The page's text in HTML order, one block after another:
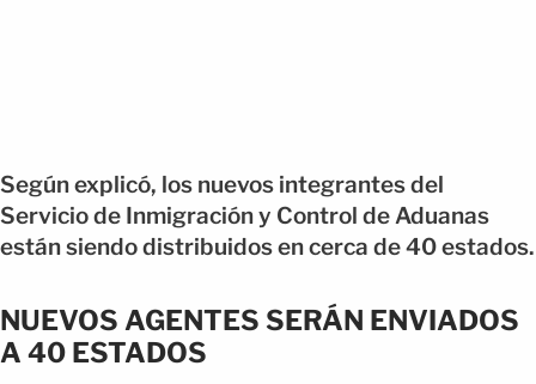
Según explicó, los nuevos integrantes del
Servicio de Inmigración y Control de Aduanas
están siendo distribuidos en cerca de 40 estados.
NUEVOS AGENTES SERÁN ENVIADOS
A 40 ESTADOS